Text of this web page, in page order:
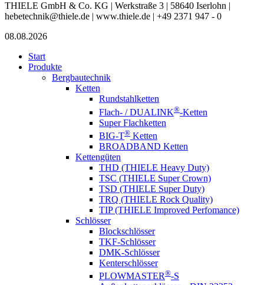
THIELE GmbH & Co. KG | Werkstraße 3 | 58640 Iserlohn |
hebetechnik@thiele.de | www.thiele.de | +49 2371 947 - 0
08.08.2026
Start
Produkte
Bergbautechnik
Ketten
Rundstahlketten
Flach- / DUALINK®-Ketten
Super Flachketten
BIG-T® Ketten
BROADBAND Ketten
Kettengüten
THD (THIELE Heavy Duty)
TSC (THIELE Super Crown)
TSD (THIELE Super Duty)
TRQ (THIELE Rock Quality)
TIP (THIELE Improved Perfomance)
Schlösser
Blockschlösser
TKF-Schlösser
DMK-Schlösser
Kenterschlösser
PLOWMASTER®-S